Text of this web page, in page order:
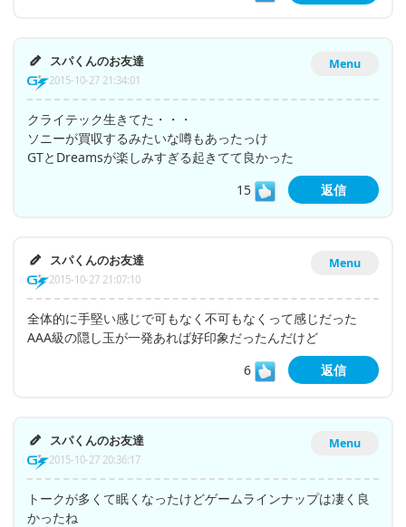
Menu
スパくんのお友達
2015-10-27 21:34:01
クライテック生きてた・・・
ソニーが買収するみたいな噂もあったっけ
GTとDreamsが楽しみすぎる起きてて良かった
15
返信
Menu
スパくんのお友達
2015-10-27 21:07:10
全体的に手堅い感じで可もなく不可もなくって感じだった
AAA級の隠し玉が一発あれば好印象だったんだけど
6
返信
Menu
スパくんのお友達
2015-10-27 20:36:17
トークが多くて眠くなったけどゲームラインナップは凄く良
かったね